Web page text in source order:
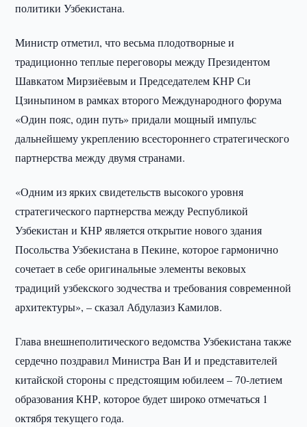
политики Узбекистана.
Министр отметил, что весьма плодотворные и
традиционно теплые переговоры между Президентом
Шавкатом Мирзиёевым и Председателем КНР Си
Цзиньпином в рамках второго Международного форума
«Один пояс, один путь» придали мощный импульс
дальнейшему укреплению всестороннего стратегического
партнерства между двумя странами.
«Одним из ярких свидетельств высокого уровня
стратегического партнерства между Республикой
Узбекистан и КНР является открытие нового здания
Посольства Узбекистана в Пекине, которое гармонично
сочетает в себе оригинальные элементы вековых
традиций узбекского зодчества и требования современной
архитектуры», – сказал Абдулазиз Камилов.
Глава внешнеполитического ведомства Узбекистана также
сердечно поздравил Министра Ван И и представителей
китайской стороны с предстоящим юбилеем – 70-летием
образования КНР, которое будет широко отмечаться 1
октября текущего года.